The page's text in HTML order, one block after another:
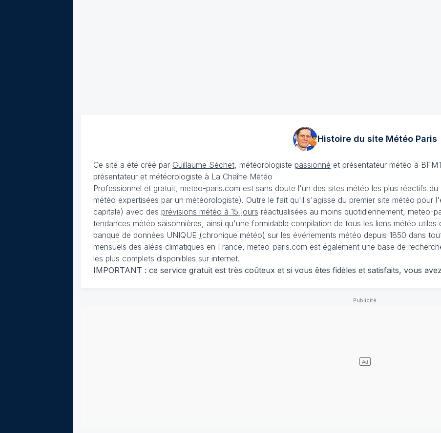
Histoire du site MétéoParis
Ce site a été créé par Guillaume Séchet , météorologiste passionné et présentateur météo à
présentateur et météorologiste à La Chaîne Météo
Professionnel et gratuit, meteo-paris.com est sans doute l'un des sites météo les plus réactifs
météo expertisées par un météorologiste). Outre le fait qu'il s'agisse du premier site météo pour
capitale) avec des prévisions météo à 15 jours réactualisées au moins quotidiennement, meteo-
tendances météo saisonnières , ainsi qu'une formidable compilation de tous les liens météo
banque de données UNIQUE (chronique météo) sur les événements météo depuis 1850 dans
mensuels des aléas climatiques en France, meteo-paris.com est également une base de
les plus complets disponibles sur internet.
IMPORTANT : ce service gratuit est très coûteux et si vous êtes fidèles et satisfaits, vous